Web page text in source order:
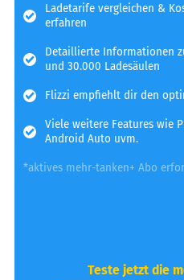
Ladetarife vergleichen &
erfahren
Detaillierte Informationen
und 30.000 Ladesäulen
Flizzi empfiehlt dir den
Viele weitere Features wie
Android Auto uvm.
*aktives mehr-tanken+ Abo
Teste jetzt die